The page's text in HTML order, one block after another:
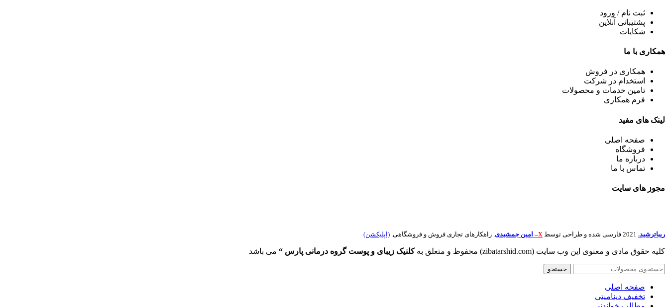
ثبت نام / ورود
پشتیبانی آنلاین
شکایات
همکاری با ما
همکاری در فروش
استخدام در شرکت
تامین خدمات و محصولات
فرم همکاری
لینک های مفید
صفحه اصلی
فروشگاه
درباره ما
تماس با ما
مجوز های سایت
ریباترشید. 2021 فارسی شده و طراحی توسط X– امین جمشیدی . راهکارهای تجاری فروش و فروشگاهی. (اپلیکشن)
کلیه حقوق مادی و معنوی این وب سایت (zibatarshid.com) محفوظ و متعلق به کلنیک زیبای و پوست گروه درمانی پارس “ می باشد
جستجو
صفحه اصلی
تخفیف دینامیتی